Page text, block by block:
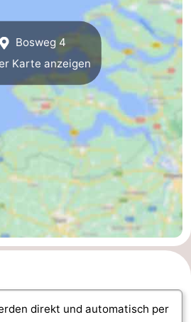
Bosweg 4
Karte anzeigen
direkt und automatisch per